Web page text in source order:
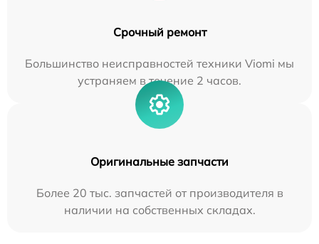
Срочный ремонт
Большинство неисправностей техники Viomi мы
устраняем в течение 2 часов.
Оригинальные запчасти
Более 20 тыс. запчастей от производителя в
наличии на собственных складах.